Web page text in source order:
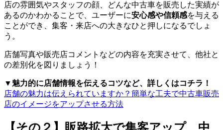
店の雰囲気やスタッフの顔、どんな中古車を販売した実績が
あるのかわかることで、ユーザーに安心感や信頼感を与える
ことができ、集客・来店への大きなひと押しになるでしょ
う。
店舗写真や販売店コメントなどの内容を充実させて、他社と
の差別化を図りましょう！
▼魅力的に店舗情報を伝えるコツなど、詳しくはコチラ！
店舗の魅力は伝えられていますか？簡単な工夫で中古車販売
店のイメージをアップさせる方法